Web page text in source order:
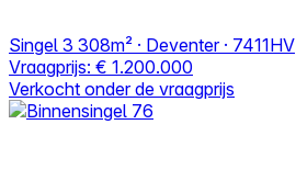
Singel 3 308m² · Deventer · 7411HV
Vraagprijs: € 1.200.000
Verkocht onder de vraagprijs